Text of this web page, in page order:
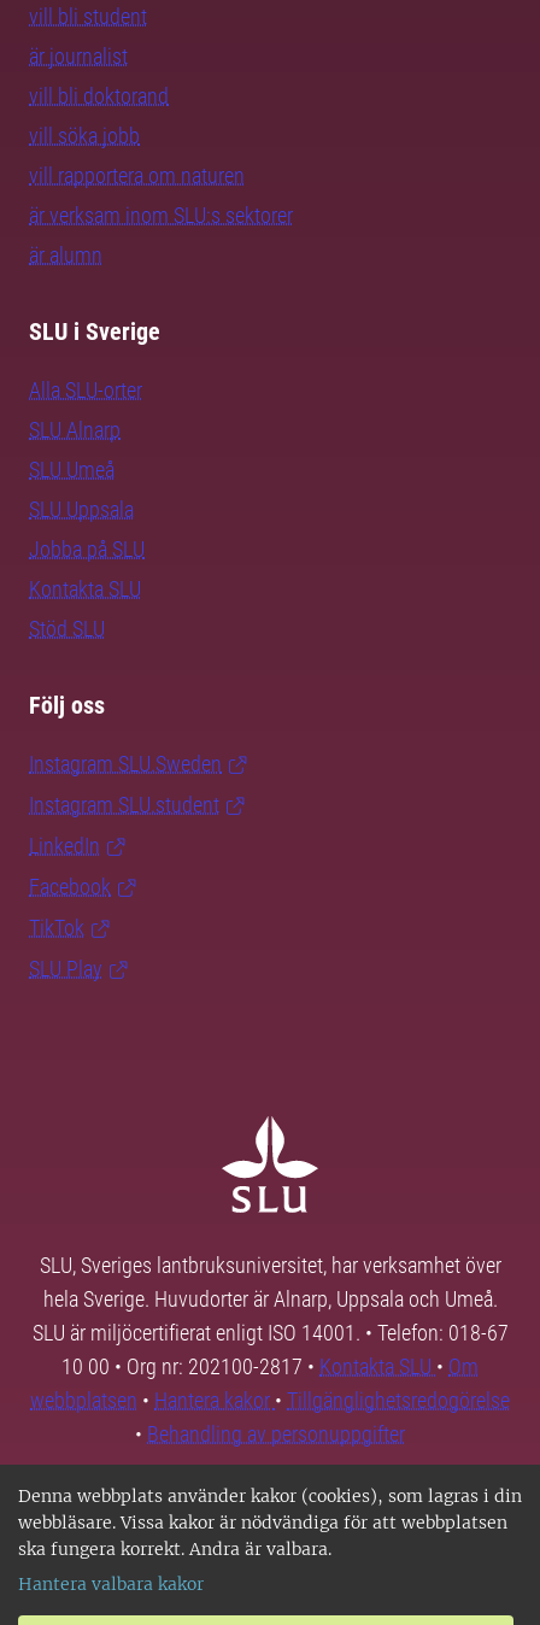
Denna webbplats använder kakor (cookies), som lagras i din
webbläsare. Vissa kakor är nödvändiga för att webbplatsen
ska fungera korrekt. Andra är valbara.
Hantera valbara kakor
vill bli student
är journalist
vill bli doktorand
vill söka jobb
vill rapportera om naturen
är verksam inom SLU:s sektorer
är alumn
SLU i Sverige
Alla SLU-orter
SLU Alnarp
SLU Umeå
SLU Uppsala
Jobba på SLU
Kontakta SLU
Stöd SLU
Följ oss
Instagram SLU.Sweden
Instagram SLU.student
LinkedIn
Facebook
TikTok
SLU Play
SLU, Sveriges lantbruksuniversitet, har verksamhet över
hela Sverige. Huvudorter är Alnarp, Uppsala och Umeå.
SLU är miljöcertifierat enligt ISO 14001. • Telefon: 018-67
10 00 • Org nr: 202100-2817 • Kontakta SLU • Om
webbplatsen • Hantera kakor • Tillgänglighetsredogörelse
• Behandling av personuppgifter